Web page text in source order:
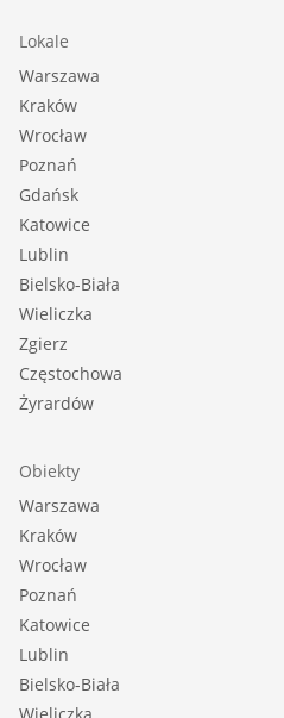
Lokale
Warszawa
Kraków
Wrocław
Poznań
Gdańsk
Katowice
Lublin
Bielsko-Biała
Wieliczka
Zgierz
Częstochowa
Żyrardów
Obiekty
Warszawa
Kraków
Wrocław
Poznań
Katowice
Lublin
Bielsko-Biała